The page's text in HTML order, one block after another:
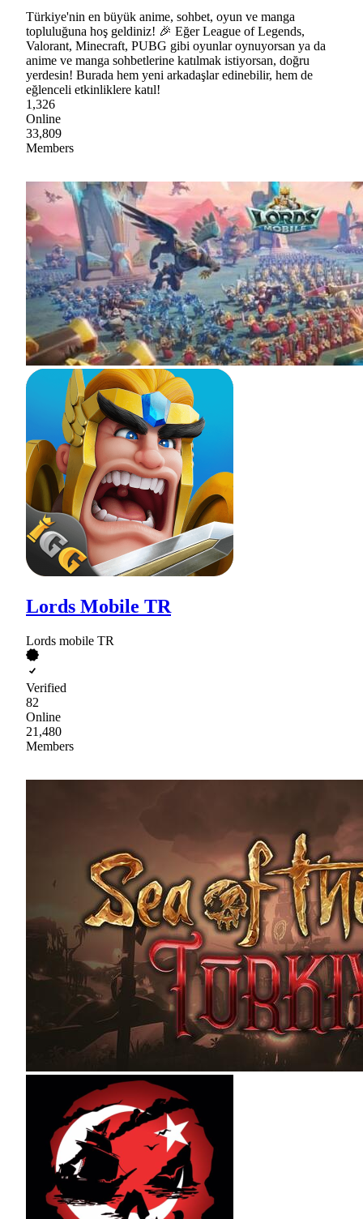
Türkiye'nin en büyük anime, sohbet, oyun ve manga
topluluğuna hoş geldiniz! 🎉 Eğer League of Legends,
Valorant, Minecraft, PUBG gibi oyunlar oynuyorsan ya da
anime ve manga sohbetlerine katılmak istiyorsan, doğru
yerdesin! Burada hem yeni arkadaşlar edinebilir, hem de
eğlenceli etkinliklere katıl!
1,326
Online
33,809
Members
Lords Mobile TR
Lords mobile TR
Verified
82
Online
21,480
Members